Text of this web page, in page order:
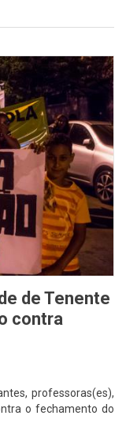
de Tenente
contra
professoras(es),
o fechamento do